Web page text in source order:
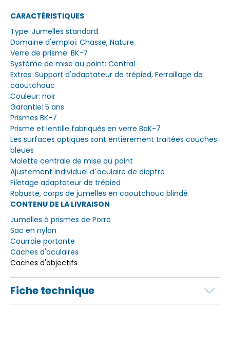
CARACTÉRISTIQUES
Type: Jumelles standard
Domaine d'emploi: Chasse, Nature
Verre de prisme: BK-7
Système de mise au point: Central
Extras: Support d'adaptateur de trépied, Ferraillage de
caoutchouc
Couleur: noir
Garantie: 5 ans
Prismes BK-7
Prisme et lentille fabriqués en verre BaK-7
Les surfaces optiques sont entièrement traitées couches
bleues
Molette centrale de mise au point
Ajustement individuel d´oculaire de dioptre
Filetage adaptateur de trépied
Robuste, corps de jumelles en caoutchouc blindé
CONTENU DE LA LIVRAISON
Jumelles à prismes de Porro
Sac en nylon
Courroie portante
Caches d'oculaires
Caches d'objectifs
Fiche technique